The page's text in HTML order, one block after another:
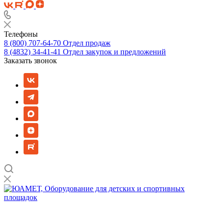
Телефоны
8 (800) 707-64-70 Отдел продаж
8 (4832) 34-41-41 Отдел закупок и предложений
Заказать звонок